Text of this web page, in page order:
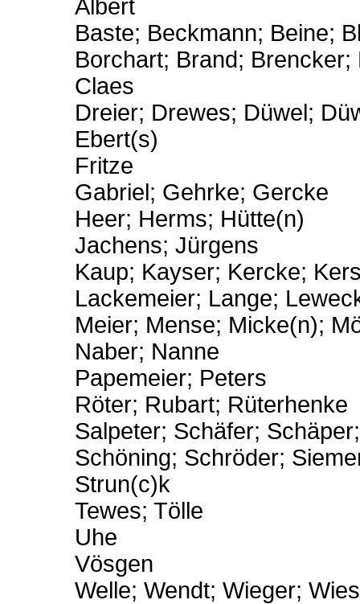
Albert
Baste; Beckmann; Beine;
Borchart; Brand;
Claes
Dreier; Drewes; Düwel;
Ebert(s)
Fritze
Gabriel; Gehrke; Gercke
Heer; Herms; Hütte(n)
Jachens; Jürgens
Kaup; Kayser; Kercke;
Lackemeier; Lange;
Meier; Mense; Micke(n);
Naber; Nanne
Papemeier; Peters
Röter; Rubart; Rüterhenke
Salpeter; Schäfer;
Schöning; Schröder;
Strun(c)k
Tewes; Tölle
Uhe
Vösgen
Welle; Wendt; Wieger;